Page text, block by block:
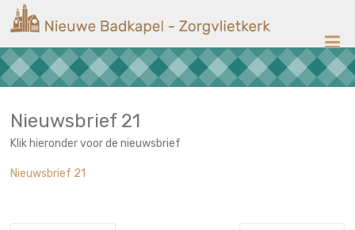
naar
inhoud
Nieuwe
Badkapel
Kerk
Nieuwsbrief 21
Klik hieronder voor de nieuwsbrief
Nieuwsbrief 21